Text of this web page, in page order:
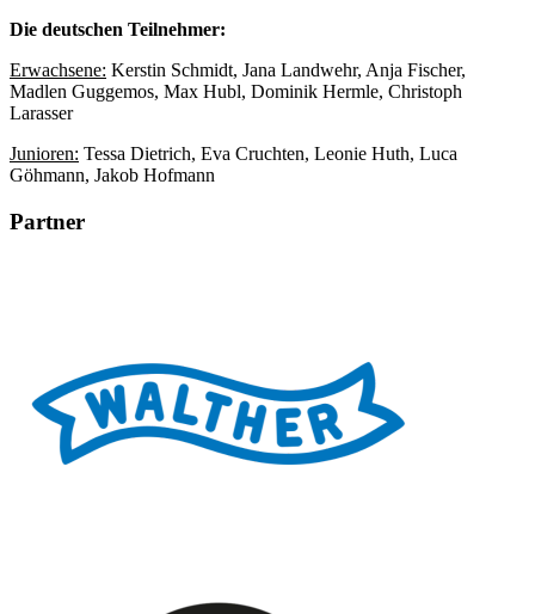
Die deutschen Teilnehmer:
Erwachsene: Kerstin Schmidt, Jana Landwehr, Anja Fischer,
Madlen Guggemos, Max Hubl, Dominik Hermle, Christoph
Larasser
Junioren: Tessa Dietrich, Eva Cruchten, Leonie Huth, Luca
Göhmann, Jakob Hofmann
Partner